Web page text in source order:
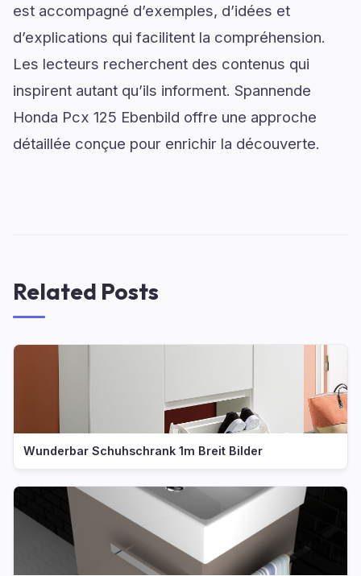
est accompagné d’exemples, d’idées et
d’explications qui facilitent la compréhension.
Les lecteurs recherchent des contenus qui
inspirent autant qu’ils informent. Spannende
Honda Pcx 125 Ebenbild offre une approche
détaillée conçue pour enrichir la découverte.
Related Posts
Wunderbar Schuhschrank 1m Breit Bilder